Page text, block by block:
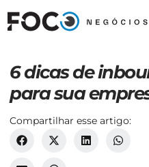
6 dicas de
para sua
Compartilhar esse artigo: